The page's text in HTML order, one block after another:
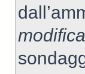
modifica